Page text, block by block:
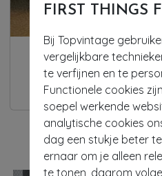
FIRST THINGS
Bij Topvintage
vergelijkbare
te verfijnen en te
Functionele cookies
soepel werkende
analytische cookies
dag een stukje beter
ernaar om je alleen
te tonen, daarom
18 Years of
Topvintage